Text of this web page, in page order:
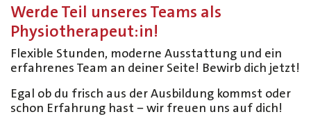
Werde Teil unseres Teams als
Physiotherapeut:in!
Flexible Stunden, moderne Ausstattung und ein
erfahrenes Team an deiner Seite! Bewirb dich jetzt!
Egal ob du frisch aus der Ausbildung kommst oder
schon Erfahrung hast − wir freuen uns auf dich!